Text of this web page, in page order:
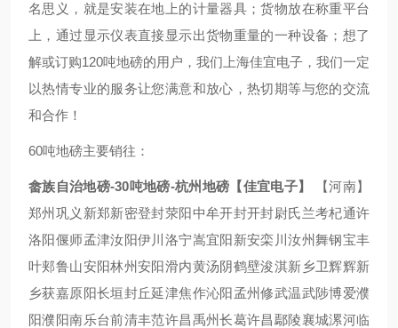
名思义，就是安装在地上的计量器具；货物放在称重平台
上，通过显示仪表直接显示出货物重量的一种设备；想了
解或订购120吨地磅的用户，我们上海佳宜电子，我们一定
以热情专业的服务让您满意和放心，热切期等与您的交流
和合作！
60吨地磅主要销往：
畲族自治地磅-30吨地磅-杭州地磅【佳宜电子】
【河南】
郑州巩义新郑新密登封荥阳中牟开封开封尉氏兰考杞通许
洛阳偃师孟津汝阳伊川洛宁嵩宜阳新安栾川汝州舞钢宝丰
叶郏鲁山安阳林州安阳滑内黄汤阴鹤壁浚淇新乡卫辉辉新
乡获嘉原阳长垣封丘延津焦作沁阳孟州修武温武陟博爱濮
阳濮阳南乐台前清丰范许昌禹州长葛许昌鄢陵襄城漯河临